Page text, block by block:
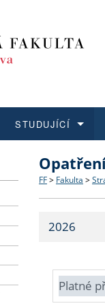
Struktura
Strategie
Fakultní
Co
Učitelské
STUDUJÍCÍ
O vědě a
Aktuální
FF > Fakulta >
2026
Platné